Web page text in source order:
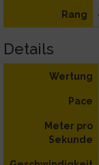
Rang
Details
Wertung
Pace
Meter pro
Sekunde